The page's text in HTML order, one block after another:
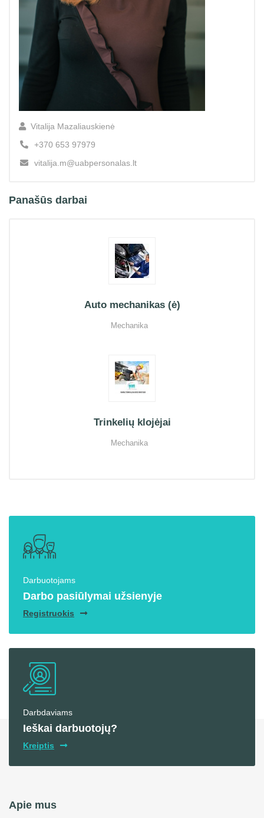
Vitalija Mazaliauskienė
+370 653 97979
vitalija.m@uabpersonalas.lt
Panašūs darbai
Auto mechanikas (ė)
Mechanika
Trinkelių klojėjai
Mechanika
Darbuotojams
Darbo pasiūlymai užsienyje
Registruokis
Darbdaviams
Ieškai darbuotojų?
Kreiptis
Apie mus